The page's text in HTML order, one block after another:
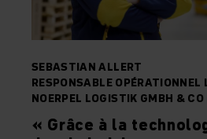
SEBASTIAN ALLERT
RESPONSABLE OPÉRATIONNEL
NOERPEL LOGISTIK GMBH & CO
« Grâce à la